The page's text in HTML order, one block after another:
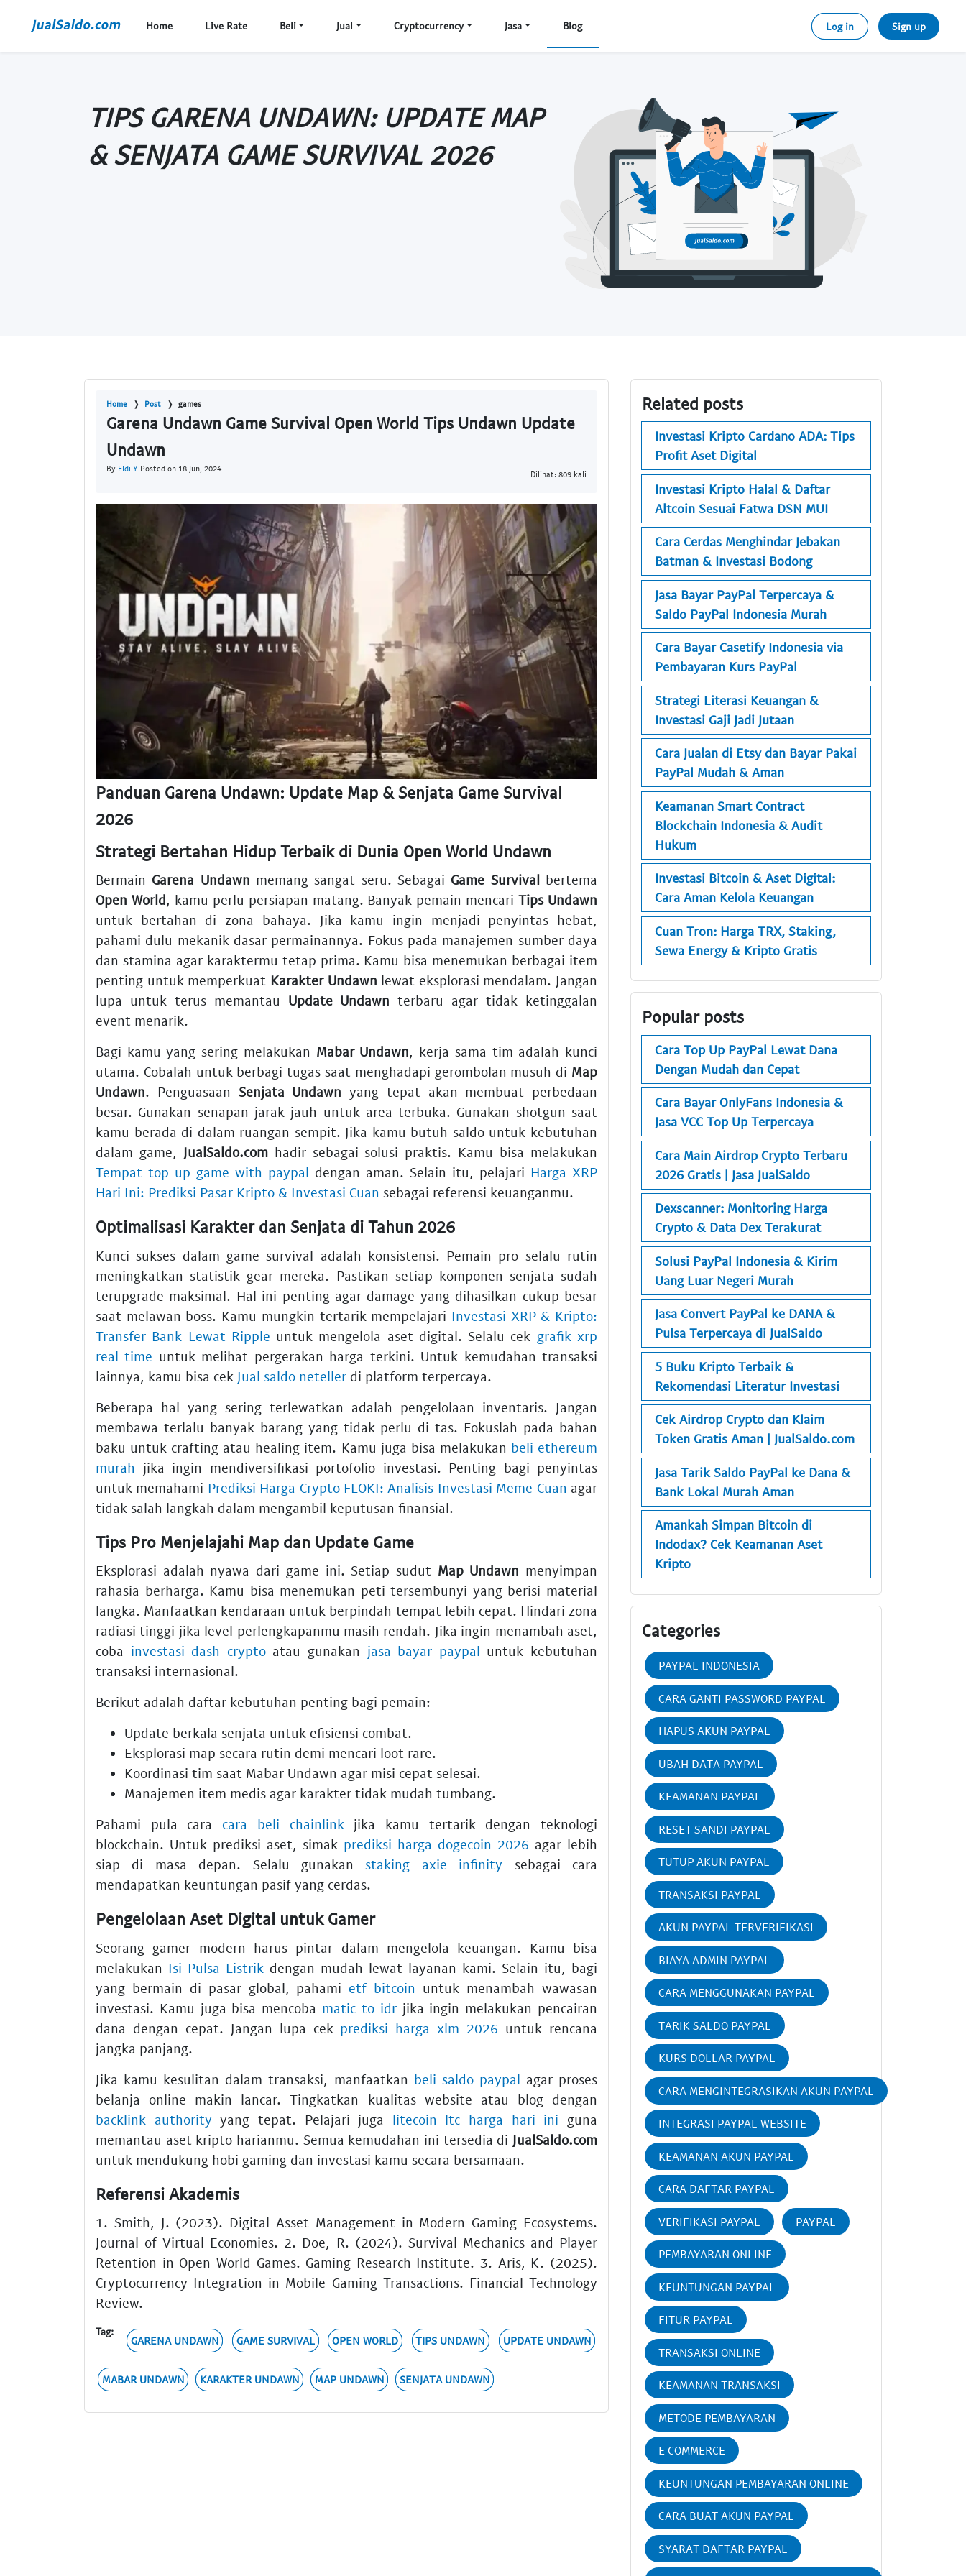
Home Live Rate Beli Jual Cryptocurrency Jasa Blog Log in Sign up
TIPS GARENA UNDAWN: UPDATE MAP
& SENJATA GAME SURVIVAL 2026
Home Post games
Garena Undawn Game Survival Open World Tips Undawn Update
Undawn
By Eldi Y Posted on 18 Jun, 2024
Dilihat: 809 kali
Panduan Garena Undawn: Update Map & Senjata Game Survival
2026
Strategi Bertahan Hidup Terbaik di Dunia Open World Undawn
Bermain Garena Undawn memang sangat seru. Sebagai Game Survivalbertema
Open World, kamu perlu persiapan matang. Banyak pemain mencariTips Undawn
untuk bertahan di zona bahaya. Jika kamu ingin menjadi penyintas hebat,
pahami dulu mekanik dasar permainannya. Fokus pada manajemen sumber daya
dan stamina agar karaktermu tetap prima. Kamu bisa menemukan berbagai item
penting untuk memperkuat Karakter Undawn lewat eksplorasi mendalam. Jangan
lupa untuk terus memantau Update Undawn terbaru agar tidak ketinggalan
event menarik.
Bagi kamu yang sering melakukan Mabar Undawn, kerja sama tim adalah kunci
utama. Cobalah untuk berbagi tugas saat menghadapi gerombolan musuh di Map
Undawn. Penguasaan Senjata Undawn yang tepat akan membuat perbedaan
besar. Gunakan senapan jarak jauh untuk area terbuka. Gunakan shotgun saat
kamu berada di dalam ruangan sempit. Jika kamu butuh saldo untuk kebutuhan
dalam game, JualSaldo.comhadir sebagai solusi praktis. Kamu bisa melakukan
Tempat top up game with paypal dengan aman. Selain itu, pelajari Harga XRP
Hari Ini: Prediksi Pasar Kripto & Investasi Cuan sebagai referensi keuanganmu.
Optimalisasi Karakter dan Senjata di Tahun 2026
Kunci sukses dalam game survival adalah konsistensi. Pemain pro selalu rutin
meningkatkan statistik gear mereka. Pastikan setiap komponen senjata sudah
terupgrade maksimal. Hal ini penting agar damage yang dihasilkan cukup besar
saat melawan boss. Kamu mungkin tertarik mempelajari Investasi XRP & Kripto:
Transfer Bank Lewat Ripple untuk mengelola aset digital. Selalu cek grafik xrp
real time untuk melihat pergerakan harga terkini. Untuk kemudahan transaksi
lainnya, kamu bisa cek Jual saldo neteller di platform terpercaya.
Beberapa hal yang sering terlewatkan adalah pengelolaan inventaris. Jangan
membawa terlalu banyak barang yang tidak perlu di tas. Fokuslah pada bahan
baku untuk crafting atau healing item. Kamu juga bisa melakukan beli ethereum
murah jika ingin mendiversifikasi portofolio investasi. Penting bagi penyintas
untuk memahami Prediksi Harga Crypto FLOKI: Analisis Investasi Meme Cuan agar
tidak salah langkah dalam mengambil keputusan finansial.
Tips Pro Menjelajahi Map dan Update Game
Eksplorasi adalah nyawa dari game ini. Setiap sudut Map Undawn menyimpan
rahasia berharga. Kamu bisa menemukan peti tersembunyi yang berisi material
langka. Manfaatkan kendaraan untuk berpindah tempat lebih cepat. Hindari zona
radiasi tinggi jika level perlengkapanmu masih rendah. Jika ingin menambah aset,
coba investasi dash cryptoatau gunakan jasa bayar paypal untuk kebutuhan
transaksi internasional.
Berikut adalah daftar kebutuhan penting bagi pemain:
Update berkala senjata untuk efisiensi combat.
Eksplorasi map secara rutin demi mencari loot rare.
Koordinasi tim saat Mabar Undawn agar misi cepat selesai.
Manajemen item medis agar karakter tidak mudah tumbang.
Pahami pula cara cara beli chainlinkjika kamu tertarik dengan teknologi
blockchain. Untuk prediksi aset, simak prediksi harga dogecoin 2026 agar lebih
siap di masa depan. Selalu gunakanstaking axie infinity sebagai cara
mendapatkan keuntungan pasif yang cerdas.
Pengelolaan Aset Digital untuk Gamer
Seorang gamer modern harus pintar dalam mengelola keuangan. Kamu bisa
melakukan Isi Pulsa Listrik dengan mudah lewat layanan kami. Selain itu, bagi
yang bermain di pasar global, pahami etf bitcoin untuk menambah wawasan
investasi. Kamu juga bisa mencoba matic to idrjika ingin melakukan pencairan
dana dengan cepat. Jangan lupa cek prediksi harga xlm 2026 untuk rencana
jangka panjang.
Jika kamu kesulitan dalam transaksi, manfaatkan beli saldo paypal agar proses
belanja online makin lancar. Tingkatkan kualitas website atau blog dengan
backlink authority yang tepat. Pelajari juga litecoin ltc harga hari ini guna
memantau aset kripto harianmu. Semua kemudahan ini tersedia di JualSaldo.com
untuk mendukung hobi gaming dan investasi kamu secara bersamaan.
Referensi Akademis
1. Smith, J. (2023). Digital Asset Management in Modern Gaming Ecosystems.
Journal of Virtual Economies. 2. Doe, R. (2024). Survival Mechanics and Player
Retention in Open World Games. Gaming Research Institute. 3. Aris, K. (2025).
Cryptocurrency Integration in Mobile Gaming Transactions. Financial Technology
Review.
Tag:
GARENA UNDAWN GAME SURVIVAL OPEN WORLD TIPS UNDAWN UPDATE UNDAWN
MABAR UNDAWN KARAKTER UNDAWN MAP UNDAWN SENJATA UNDAWN
Related posts
Investasi Kripto Cardano ADA: Tips
Profit Aset Digital
Investasi Kripto Halal & Daftar
Altcoin Sesuai Fatwa DSN MUI
Cara Cerdas Menghindar Jebakan
Batman & Investasi Bodong
Jasa Bayar PayPal Terpercaya &
Saldo PayPal Indonesia Murah
Cara Bayar Casetify Indonesia via
Pembayaran Kurs PayPal
Strategi Literasi Keuangan &
Investasi Gaji Jadi Jutaan
Cara Jualan di Etsy dan Bayar Pakai
PayPal Mudah & Aman
Keamanan Smart Contract
Blockchain Indonesia & Audit
Hukum
Investasi Bitcoin & Aset Digital:
Cara Aman Kelola Keuangan
Cuan Tron: Harga TRX, Staking,
Sewa Energy & Kripto Gratis
Popular posts
Cara Top Up PayPal Lewat Dana
Dengan Mudah dan Cepat
Cara Bayar OnlyFans Indonesia &
Jasa VCC Top Up Terpercaya
Cara Main Airdrop Crypto Terbaru
2026 Gratis | Jasa JualSaldo
Dexscanner: Monitoring Harga
Crypto & Data Dex Terakurat
Solusi PayPal Indonesia & Kirim
Uang Luar Negeri Murah
Jasa Convert PayPal ke DANA &
Pulsa Terpercaya di JualSaldo
5 Buku Kripto Terbaik &
Rekomendasi Literatur Investasi
Cek Airdrop Crypto dan Klaim
Token Gratis Aman | JualSaldo.com
Jasa Tarik Saldo PayPal ke Dana &
Bank Lokal Murah Aman
Amankah Simpan Bitcoin di
Indodax? Cek Keamanan Aset
Kripto
Categories
PAYPAL INDONESIA
CARA GANTI PASSWORD PAYPAL
HAPUS AKUN PAYPAL
UBAH DATA PAYPAL
KEAMANAN PAYPAL
RESET SANDI PAYPAL
TUTUP AKUN PAYPAL
TRANSAKSI PAYPAL
AKUN PAYPAL TERVERIFIKASI
BIAYA ADMIN PAYPAL
CARA MENGGUNAKAN PAYPAL
TARIK SALDO PAYPAL
KURS DOLLAR PAYPAL
CARA MENGINTEGRASIKAN AKUN PAYPAL
INTEGRASI PAYPAL WEBSITE
KEAMANAN AKUN PAYPAL
CARA DAFTAR PAYPAL
VERIFIKASI PAYPAL PAYPAL
PEMBAYARAN ONLINE
KEUNTUNGAN PAYPAL
FITUR PAYPAL
TRANSAKSI ONLINE
KEAMANAN TRANSAKSI
METODE PEMBAYARAN
E COMMERCE
KEUNTUNGAN PEMBAYARAN ONLINE
CARA BUAT AKUN PAYPAL
SYARAT DAFTAR PAYPAL